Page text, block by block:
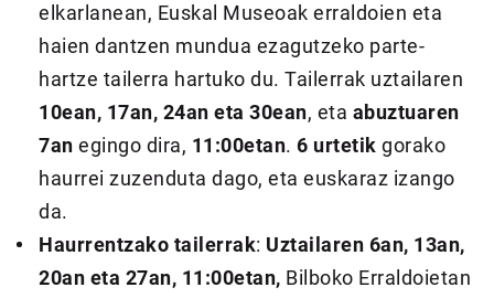
elkarlanean, Euskal Museoak erraldoien eta
haien dantzen mundua ezagutzeko parte-
hartze tailerra hartuko du. Tailerrak uztailaren
10ean, 17an, 24an eta 30ean, eta abuztuaren
7an egingo dira, 11:00etan.6 urtetik gorako
haurrei zuzenduta dago, eta euskaraz izango
da.
Haurrentzako tailerrak: Uztailaren 6an, 13an,
20an eta 27an, 11:00etan, Bilboko Erraldoietan